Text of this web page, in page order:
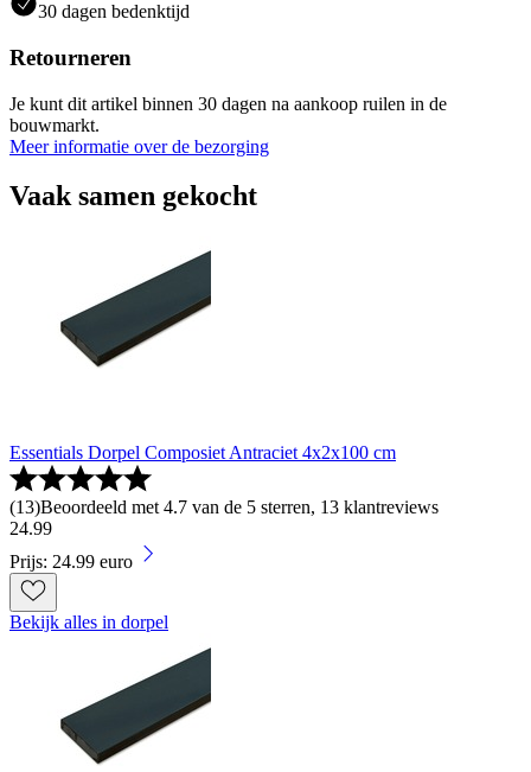
30 dagen bedenktijd
Retourneren
Je kunt dit artikel binnen 30 dagen na aankoop ruilen in de
bouwmarkt.
Meer informatie over de bezorging
Vaak samen gekocht
Essentials Dorpel Composiet Antraciet 4x2x100 cm
(13)Beoordeeld met 4.7 van de 5 sterren, 13 klantreviews
24.99
Prijs: 24.99 euro
Bekijk alles in dorpel